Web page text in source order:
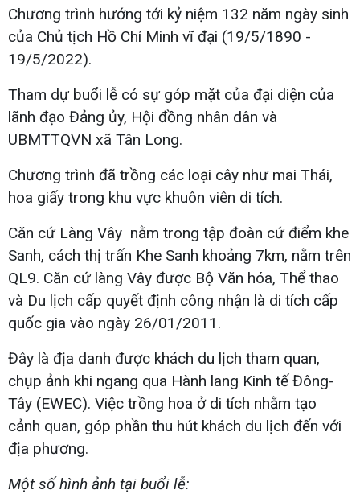
Chương trình hướng tới kỷ niệm 132 năm ngày sinh
của Chủ tịch Hồ Chí Minh vĩ đại (19/5/1890 -
19/5/2022).
Tham dự buổi lễ có sự góp mặt của đại diện của
lãnh đạo Đảng ủy, Hội đồng nhân dân và
UBMTTQVN xã Tân Long.
Chương trình đã trồng các loại cây như mai Thái,
hoa giấy trong khu vực khuôn viên di tích.
Căn cứ Làng Vây nằm trong tập đoàn cứ điểm khe
Sanh, cách thị trấn Khe Sanh khoảng 7km, nằm trên
QL9. Căn cứ làng Vây được Bộ Văn hóa, Thể thao
và Du lịch cấp quyết định công nhận là di tích cấp
quốc gia vào ngày 26/01/2011.
Đây là địa danh được khách du lịch tham quan,
chụp ảnh khi ngang qua Hành lang Kinh tế Đông-
Tây (EWEC). Việc trồng hoa ở di tích nhằm tạo
cảnh quan, góp phần thu hút khách du lịch đến với
địa phương.
Một số hình ảnh tại buổi lễ: